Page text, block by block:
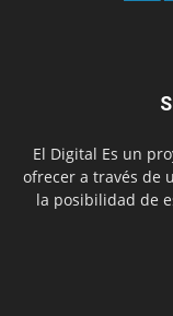
El Digital Es un
ofrecer a través de
la posibilidad de